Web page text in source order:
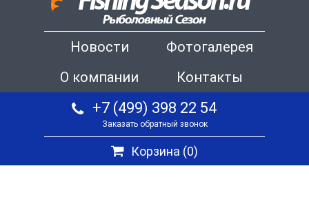
Новости
Фотогалерея
О компании
Контакты
+7 (499) 398 22 54
Заказать обратный звонок
Корзина (0)